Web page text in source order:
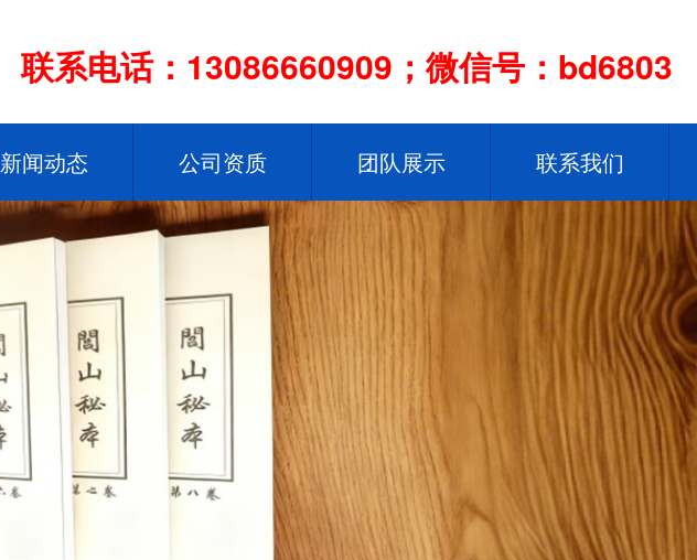
联系电话：13086660909；微信号：bd6803
新闻动态 公司资质 团队展示 联系我们